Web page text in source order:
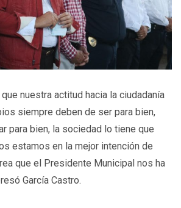
nuestra actitud hacia la ciudadanía
siempre deben de ser para bien,
para bien, la sociedad lo tiene que
estamos en la mejor intención de
que el Presidente Municipal nos ha
García Castro.